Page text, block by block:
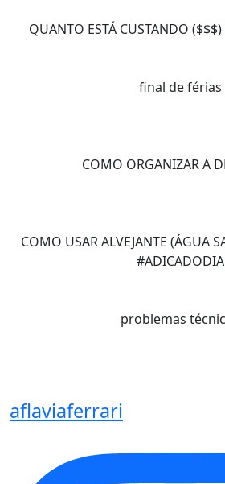
QUANTO ESTÁ CUSTANDO
final de férias
COMO ORGANIZAR A
COMO USAR ALVEJANTE (ÁGUA
#ADICADODIA
problemas
aflaviaferrari